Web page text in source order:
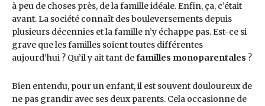
à peu de choses près, de la famille idéale. Enfin, ça, c’était
avant. La société connaît des bouleversements depuis
plusieurs décennies et la famille n’y échappe pas. Est-ce si
grave que les familles soient toutes différentes
aujourd’hui ? Qu’il y ait tant defamilles monoparentales ?
Bien entendu, pour un enfant, il est souvent douloureux de
ne pas grandir avec ses deux parents. Cela occasionne de